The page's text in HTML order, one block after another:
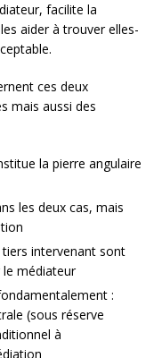
facilite la
aider à trouver elles-
ces deux
mais aussi des
la pierre angulaire
les deux cas, mais
tiers intervenant sont
le médiateur
:
(sous réserve
à